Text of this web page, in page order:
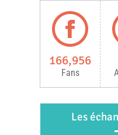
166,956
Fans
Les